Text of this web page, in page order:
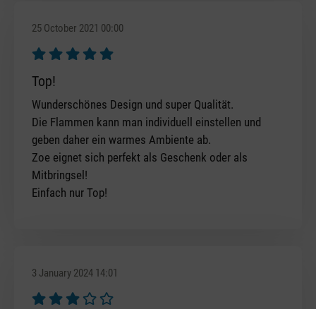
25 October 2021 00:00
Review with rating of 5 out of 5 stars
Top!
Wunderschönes Design und super Qualität.
Die Flammen kann man individuell einstellen und
geben daher ein warmes Ambiente ab.
Zoe eignet sich perfekt als Geschenk oder als
Mitbringsel!
Einfach nur Top!
3 January 2024 14:01